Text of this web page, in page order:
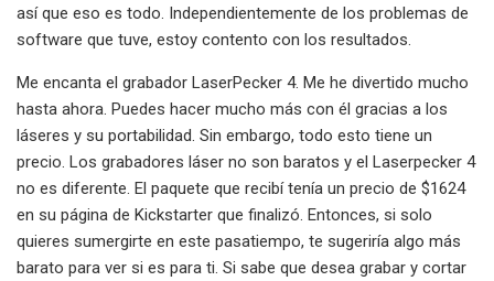
así que eso es todo. Independientemente de los problemas de
software que tuve, estoy contento con los resultados.
Me encanta el grabador LaserPecker 4. Me he divertido mucho
hasta ahora. Puedes hacer mucho más con él gracias a los
láseres y su portabilidad. Sin embargo, todo esto tiene un
precio. Los grabadores láser no son baratos y el Laserpecker 4
no es diferente. El paquete que recibí tenía un precio de $1624
en su página de Kickstarter que finalizó. Entonces, si solo
quieres sumergirte en este pasatiempo, te sugeriría algo más
barato para ver si es para ti. Si sabe que desea grabar y cortar